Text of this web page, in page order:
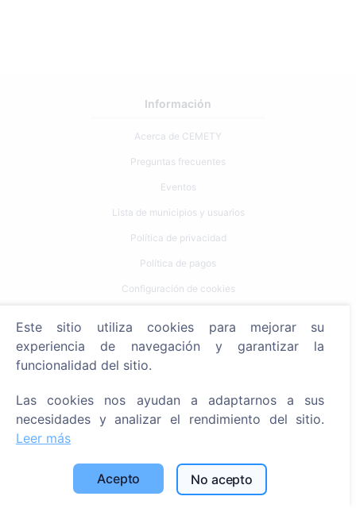
Información
Acerca de CEMETY
Preguntas frecuentes
Eventos
Lista de municipios y usuarios
Política de privacidad
Política de pagos
Configuración de cookies
Búsqueda
Buscar fallecidos
Servicios
SIA "CEMETY", LV40103618951
Este sitio utiliza cookies para mejorar su
experiencia de navegación y garantizar la
funcionalidad del sitio.
Las cookies nos ayudan a adaptarnos a sus
necesidades y analizar el rendimiento del sitio.
Leer más
Acepto No acepto